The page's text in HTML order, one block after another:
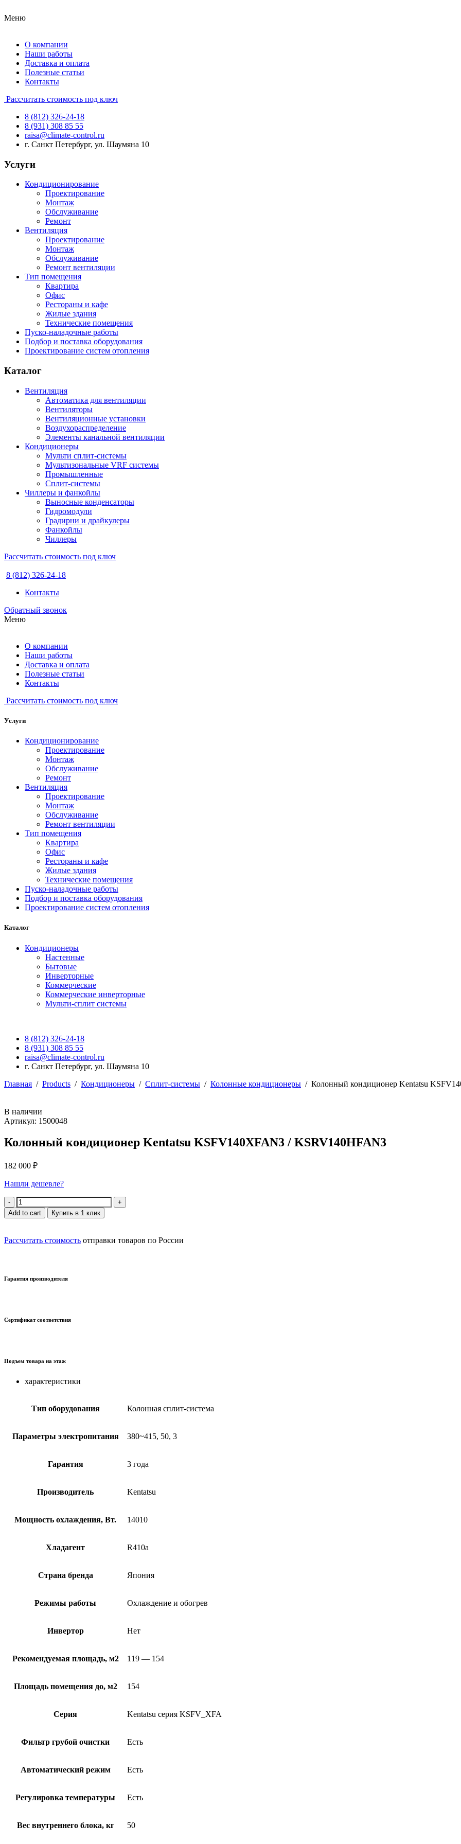
Меню
О компании
Наши работы
Доставка и оплата
Полезные статьи
Контакты
Рассчитать стоимость под ключ
8 (812) 326-24-18
8 (931) 308 85 55
raisa@climate-control.ru
г. Санкт Петербург, ул. Шаумяна 10
Услуги
Кондиционирование
Проектирование
Монтаж
Обслуживание
Ремонт
Вентиляция
Проектирование
Монтаж
Обслуживание
Ремонт вентиляции
Тип помещения
Квартира
Офис
Рестораны и кафе
Жилые здания
Технические помещения
Пуско-наладочные работы
Подбор и поставка оборудования
Проектирование систем отопления
Каталог
Вентиляция
Автоматика для вентиляции
Вентиляторы
Вентиляционные установки
Воздухораспределение
Элементы канальной вентиляции
Кондиционеры
Мульти сплит-системы
Мультизональные VRF системы
Промышленные
Сплит-системы
Чиллеры и фанкойлы
Выносные конденсаторы
Гидромодули
Градирни и драйкулеры
Фанкойлы
Чиллеры
Рассчитать стоимость под ключ
8 (812) 326-24-18
Контакты
Обратный звонок
Меню
О компании
Наши работы
Доставка и оплата
Полезные статьи
Контакты
Рассчитать стоимость под ключ
Услуги
Кондиционирование
Проектирование
Монтаж
Обслуживание
Ремонт
Вентиляция
Проектирование
Монтаж
Обслуживание
Ремонт вентиляции
Тип помещения
Квартира
Офис
Рестораны и кафе
Жилые здания
Технические помещения
Пуско-наладочные работы
Подбор и поставка оборудования
Проектирование систем отопления
Каталог
Кондиционеры
Настенные
Бытовые
Инверторные
Коммерческие
Коммерческие инверторные
Мульти-сплит системы
8 (812) 326-24-18
8 (931) 308 85 55
raisa@climate-control.ru
г. Санкт Петербург, ул. Шаумяна 10
Главная / Products / Кондиционеры / Сплит-системы / Колонные кондиционеры / Колонный кондиционер Kentatsu
В наличии
Артикул: 1500048
Колонный кондиционер Kentatsu KSFV140XFAN3 / KSRV140HFAN3
182 000 ₽
Нашли дешевле?
Quantity
Add to cart Купить в 1 клик
Рассчитать стоимость отправки товаров по России
Гарантия производителя
Сертификат соответствия
Подъем товара на этаж
характеристики
Тип оборудования Колонная сплит-система
Параметры электропитания 380~415, 50, 3
Гарантия 3 года
Производитель Kentatsu
Мощность охлаждения, Вт. 14010
Хладагент R410a
Страна бренда Япония
Режимы работы Охлаждение и обогрев
Инвертор Нет
Рекомендуемая площадь, м2 119 — 154
Площадь помещения до, м2 154
Серия Kentatsu серия KSFV_XFA
Фильтр грубой очистки Есть
Автоматический режим Есть
Регулировка температуры Есть
Вес внутреннего блока, кг 50